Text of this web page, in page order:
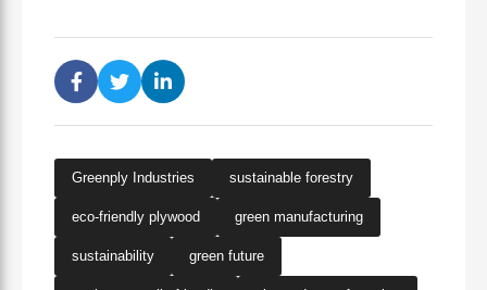
Greenply Industries sustainable forestry
eco-friendly plywood green manufacturing
sustainability green future